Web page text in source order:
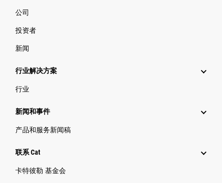
公司
投资者
新闻
行业解决方案
行业
新闻和事件
产品和服务新闻稿
联系 Cat
卡特彼勒 基金会